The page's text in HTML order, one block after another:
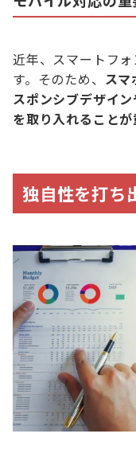
近年、スマートフ
す。そのため、 スマ
スポンシブデザイ
を取り入れることが
独自性を打ち